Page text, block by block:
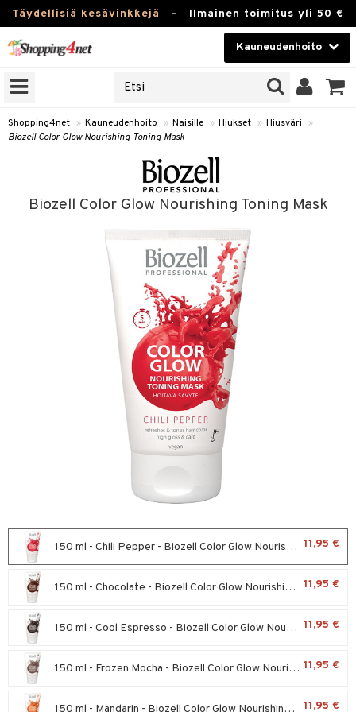
Täydellisiä kesävinkkejä - Ilmainen toimitus yli 50 €
Kauneudenhoito
Kauneudenhoito
Piilolinssit
Fitness
Lelut, Lapsi & Vauva
Shopping4net » Kauneudenhoito » Naisille » Hiukset » Hiusväri
»
Biozell Color Glow Nourishing Toning Mask
Biozell Color Glow Nourishing Toning Mask
150 ml - Chili Pepper - Biozell Color Glow Nourishing Toning Mask 11,95 €
150 ml - Chocolate - Biozell Color Glow Nourishing Toning Mask 11,95 €
150 ml - Cool Espresso - Biozell Color Glow Nourishing Toning Mask 11,95 €
150 ml - Frozen Mocha - Biozell Color Glow Nourishing Toning Mask 11,95 €
150 ml - Mandarin - Biozell Color Glow Nourishing Toning Mask 11,95 €
& Antifrizz
tuotteet
& Geeli
tuotteet